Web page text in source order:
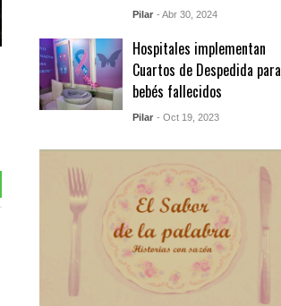
Pilar - Abr 30, 2024
Hospitales implementan
Cuartos de Despedida para
bebés fallecidos
Pilar - Oct 19, 2023